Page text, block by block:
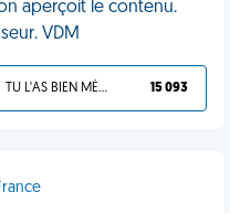
aperçoit le contenu.
VDM
TU L'AS BIEN MÉRITÉ 15 093